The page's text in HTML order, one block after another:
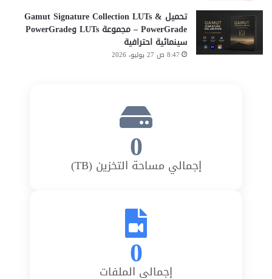
تحميل Gamut Signature Collection LUTs &
PowerGrade – مجموعة LUTs وPowerGrade
سينمائية احترافية
8:47 ص 27 يوليو، 2026
0
إجمالي مساحة التخزين (TB)
0
إجمالي الملفات